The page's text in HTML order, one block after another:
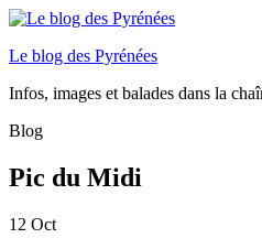
Le blog des Pyrénées
Infos, images et balades dans la
Blog
Pic du Midi
12 Oct